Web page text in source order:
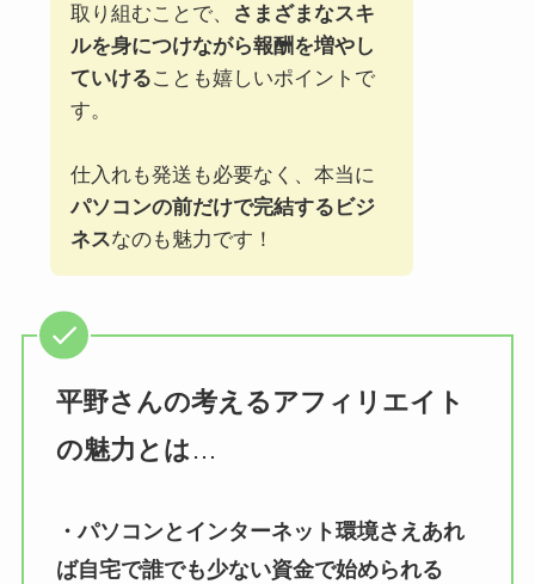
取り組むことで、
さまざまなスキ
ルを身につけながら報酬を増やし
ていけることも嬉しいポイントで
す。
仕入れも発送も必要なく、本当に
パソコンの前だけで完結するビジ
ネスなのも魅力です！
平野さんの考えるアフィリエイト
の魅力とは…
・パソコンとインターネット環境さえあれ
ば自宅で誰でも少ない資金で始められる